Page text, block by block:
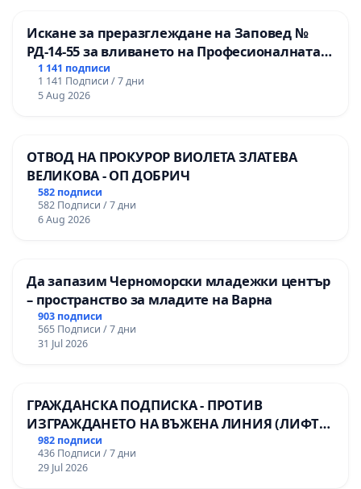
Искане за преразглеждане на Заповед №
РД-14-55 за вливането на Професионалната
гимназия по промишлени технологии в
Професионалната гимназия по икономика и
мениджмънт – гр. Пазарджик
1 141 подписи
1 141 Подписи / 7 дни
5 Aug 2026
ОТВОД НА ПРОКУРОР ВИОЛЕТА ЗЛАТЕВА
ВЕЛИКОВА - ОП ДОБРИЧ
582 подписи
582 Подписи / 7 дни
6 Aug 2026
Да запазим Черноморски младежки център
– пространство за младите на Варна
903 подписи
565 Подписи / 7 дни
31 Jul 2026
ГРАЖДАНСКА ПОДПИСКА - ПРОТИВ
ИЗГРАЖДАНЕТО НА ВЪЖЕНА ЛИНИЯ (ЛИФТ)
НА ТЕРИТОРИЯТА НА ПРИРОДНА
ЗАБЕЛЕЖИТЕЛНОСТ „ХЪЛМ НА
ОСВОБОДИТЕЛИТЕ“ (БУНАРДЖИК)
982 подписи
436 Подписи / 7 дни
29 Jul 2026